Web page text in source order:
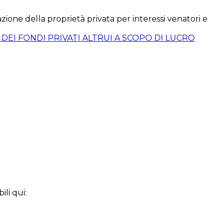
della proprietà privata per interessi venatori e
FONDI PRIVATI ALTRUI A SCOPO DI LUCRO
qui: